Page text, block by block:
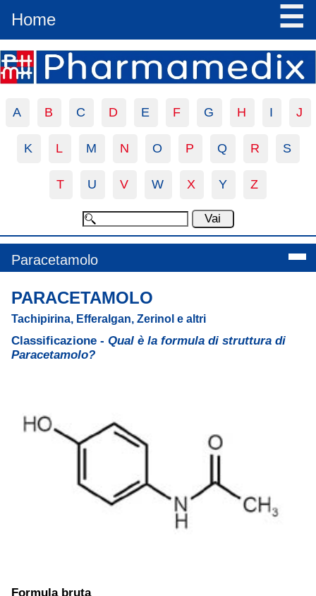
Home ☰
A B C D E F G H I J
K L M N O P Q R S
T U V W X Y Z
Paracetamolo
PARACETAMOLO
Tachipirina, Efferalgan, Zerinol e altri
Classificazione - Qual è la formula di struttura di
Paracetamolo?
Formula bruta